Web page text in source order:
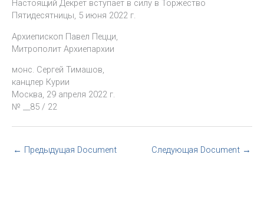
Настоящий Декрет вступает в силу в Торжество
Пятидесятницы, 5 июня 2022 г.
Архиепископ Павел Пецци,
Митрополит Архиепархии
монс. Сергей Тимашов,
канцлер Курии
Москва, 29 апреля 2022 г.
№ __85 / 22
← Предыдущая Document Следующая Document →